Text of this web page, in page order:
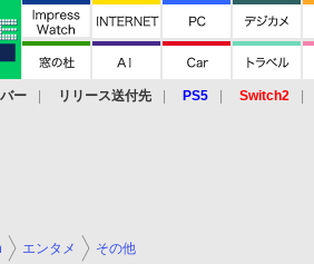
ー リリース送付先 PS5 Switch2
エンタメ その他